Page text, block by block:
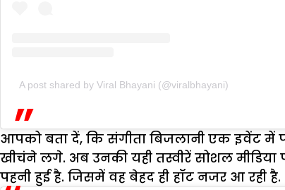
A post shared by Viral Bhayani (@viralbhayani)
आपको बता दें, कि संगीता बिजलानी एक इवेंट में
खीचंने लगे. अब उनकी यही तस्वीरें सोशल
पहनी हुई है. जिसमें वह बेहद ही हॉट नजर आ रही है.